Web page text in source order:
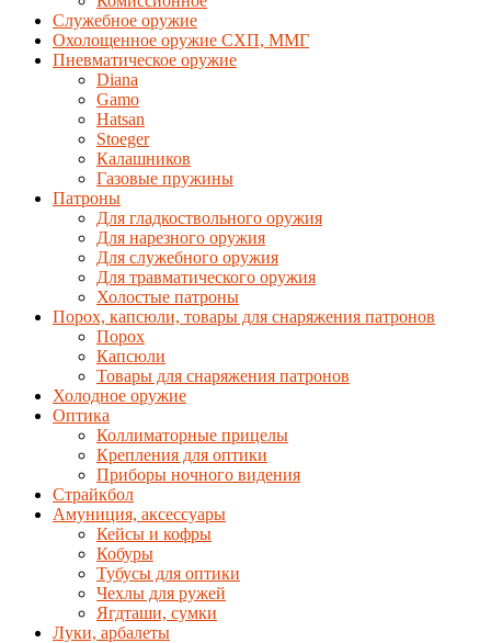
Служебное оружие
Охолощенное оружие СХП, ММГ
Пневматическое оружие
Diana
Gamo
Hatsan
Stoeger
Калашников
Газовые пружины
Патроны
Для гладкоствольного оружия
Для нарезного оружия
Для служебного оружия
Для травматического оружия
Холостые патроны
Порох, капсюли, товары для снаряжения патронов
Порох
Капсюли
Товары для снаряжения патронов
Холодное оружие
Оптика
Коллиматорные прицелы
Крепления для оптики
Приборы ночного видения
Страйкбол
Амуниция, аксессуары
Кейсы и кофры
Кобуры
Тубусы для оптики
Чехлы для ружей
Ягдташи, сумки
Луки, арбалеты